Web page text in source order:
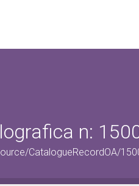
n:
CatalogueRecordOA/